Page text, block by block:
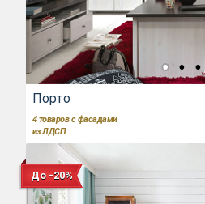
Порто
4 товаров с фасадами
из ЛДСП
До -20%